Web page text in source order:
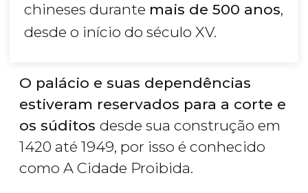
chineses durante mais de 500 anos,
desde o início do século XV.
O palácio e suas dependências
estiveram reservados para a corte e
os súditos desde sua construção em
1420 até 1949, por isso é conhecido
como A Cidade Proibida.